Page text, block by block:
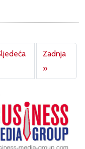
page
Zadnja
»Last page